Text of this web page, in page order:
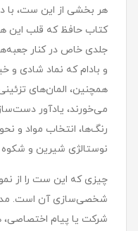
هر بخشی از این ست،
کتاب حافظ که قلب این
جلدی خاص در کنار
و بادام که نماد شادی و
همچنین، المان‌های
می‌خورند، یادآور
رنگ‌ها، انتخاب مواد و
نوستالژی شیرین و
چیزی که این ست را از
شخصی‌سازی آن است.
شرکت یا پیام اختصاصی،